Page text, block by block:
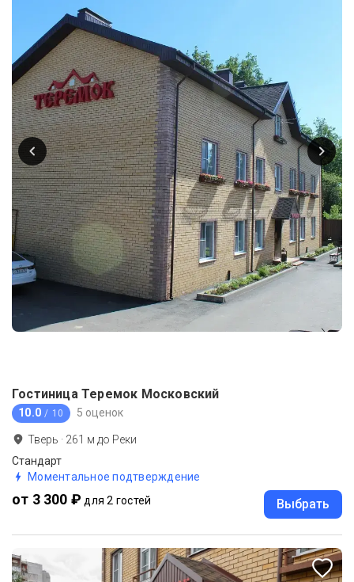
Гостиница Теремок Московский
10.0 / 10 5 оценок
Тверь · 261 м до Реки
Стандарт
Моментальное подтверждение
от 3 300 ₽ для 2 гостей Выбрать